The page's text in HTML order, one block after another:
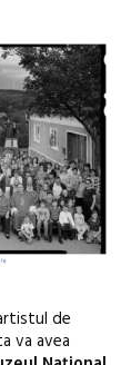
de
va avea